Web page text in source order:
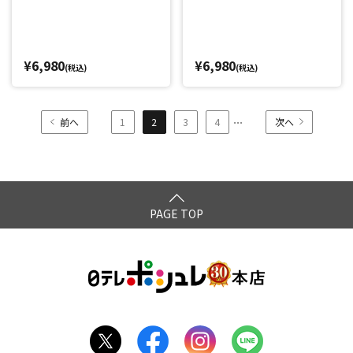
¥6,980(税込) ¥6,980(税込)
前へ 1 2 3 4 ... 次へ
PAGE TOP